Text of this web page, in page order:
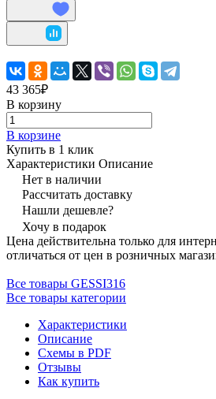
43 365₽
В корзину
В корзине
Купить в 1 клик
Характеристики Описание
Нет в наличии
Рассчитать доставку
Нашли дешевле?
Хочу в подарок
Цена действительна только для
отличаться от цен в розничных
Все товары GESSI316
Все товары категории
Характеристики
Описание
Схемы в PDF
Отзывы
Как купить